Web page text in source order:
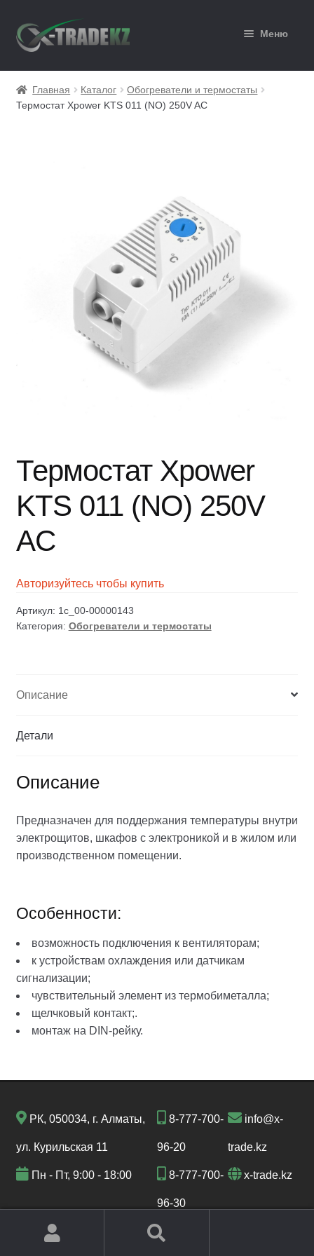
Перейти
к
Перейти
к
Меню
Главная
Каталог
Главная Каталог
Обогреватели и термостаты
Термостат Xpower KTS 011 (NO) 250V AC
Термостат Xpower
KTS 011 (NO) 250V
AC
Авторизуйтесь чтобы купить
Артикул: 1c_00-00000143
Категория: Обогреватели и термостаты
Описание
Детали
Описание
Предназначен для поддержания температуры внутри
электрощитов, шкафов с электроникой и в жилом или
производственном помещении.
Особенности:
возможность подключения к вентиляторам;
к устройствам охлаждения или датчикам
сигнализации;
чувствительный элемент из термобиметалла;
щелчковый контакт;.
монтаж на DIN-рейку.
РК, 050034, г. Алматы,
ул. Курильская 11
Пн - Пт, 9:00 - 18:00
8-777-700-
96-20
8-777-700-
96-30
info@x-
trade.kz
x-trade.kz